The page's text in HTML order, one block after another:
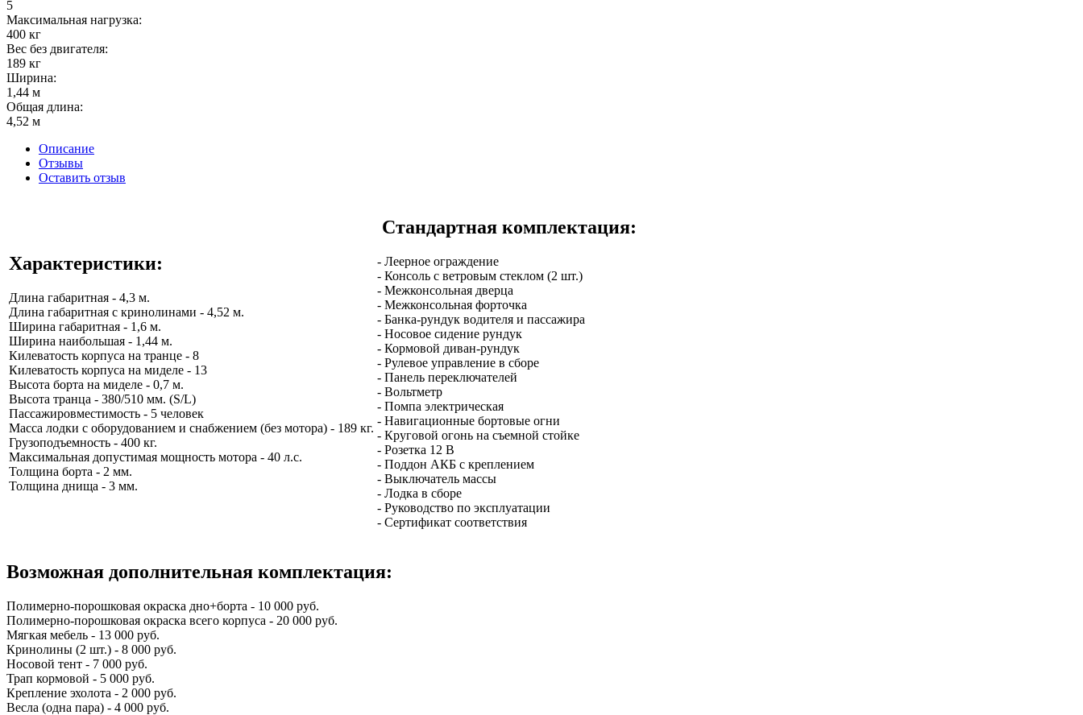
5
Максимальная нагрузка:
400 кг
Вес без двигателя:
189 кг
Ширина:
1,44 м
Общая длина:
4,52 м
Описание
Отзывы
Оставить отзыв
Характеристики:
Длина габаритная - 4,3 м.
Длина габаритная с кринолинами - 4,52 м.
Ширина габаритная - 1,6 м.
Ширина наибольшая - 1,44 м.
Килеватость корпуса на транце - 8
Килеватость корпуса на миделе - 13
Высота борта на миделе - 0,7 м.
Высота транца - 380/510 мм. (S/L)
Пассажировместимость - 5 человек
Масса лодки с оборудованием и снабжением (без мотора) - 189 кг.
Грузоподъемность - 400 кг.
Максимальная допустимая мощность мотора - 40 л.с.
Толщина борта - 2 мм.
Толщина днища - 3 мм.
Стандартная комплектация:
- Леерное ограждение
- Консоль с ветровым стеклом (2 шт.)
- Межконсольная дверца
- Межконсольная форточка
- Банка-рундук водителя и пассажира
- Носовое сидение рундук
- Кормовой диван-рундук
- Рулевое управление в сборе
- Панель переключателей
- Вольтметр
- Помпа электрическая
- Навигационные бортовые огни
- Круговой огонь на съемной стойке
- Розетка 12 В
- Поддон АКБ с креплением
- Выключатель массы
- Лодка в сборе
- Руководство по эксплуатации
- Сертификат соответствия
Возможная дополнительная комплектация:
Полимерно-порошковая окраска дно+борта - 10 000 руб.
Полимерно-порошковая окраска всего корпуса - 20 000 руб.
Мягкая мебель - 13 000 руб.
Кринолины (2 шт.) - 8 000 руб.
Носовой тент - 7 000 руб.
Трап кормовой - 5 000 руб.
Крепление эхолота - 2 000 руб.
Весла (одна пара) - 4 000 руб.